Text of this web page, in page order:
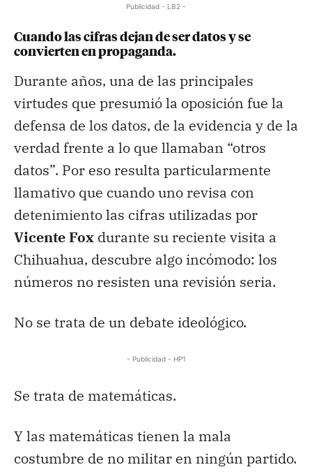
Publicidad - LB2 -
Cuando las cifras dejan de ser datos y se
convierten en propaganda.
Durante años, una de las principales
virtudes que presumió la oposición fue la
defensa de los datos, de la evidencia y de la
verdad frente a lo que llamaban “otros
datos”. Por eso resulta particularmente
llamativo que cuando uno revisa con
detenimiento las cifras utilizadas por
Vicente Fox durante su reciente visita a
Chihuahua, descubre algo incómodo: los
números no resisten una revisión seria.
No se trata de un debate ideológico.
- Publicidad - HP1
Se trata de matemáticas.
Y las matemáticas tienen la mala
costumbre de no militar en ningún partido.